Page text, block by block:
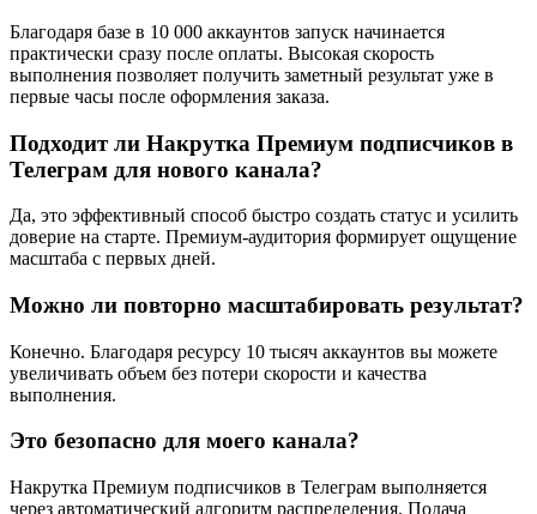
Благодаря базе в 10 000 аккаунтов запуск начинается
практически сразу после оплаты. Высокая скорость
выполнения позволяет получить заметный результат уже в
первые часы после оформления заказа.
Подходит ли Накрутка Премиум подписчиков в
Телеграм для нового канала?
Да, это эффективный способ быстро создать статус и усилить
доверие на старте. Премиум-аудитория формирует ощущение
масштаба с первых дней.
Можно ли повторно масштабировать результат?
Конечно. Благодаря ресурсу 10 тысяч аккаунтов вы можете
увеличивать объем без потери скорости и качества
выполнения.
Это безопасно для моего канала?
Накрутка Премиум подписчиков в Телеграм выполняется
через автоматический алгоритм распределения. Подача